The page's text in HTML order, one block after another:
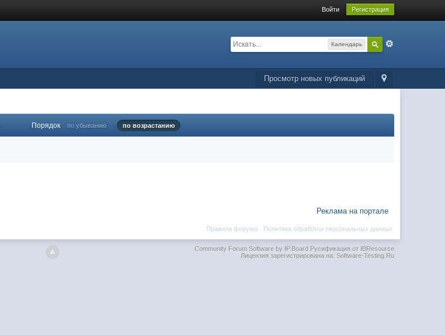
Войти Регистрация
Календарь
Просмотр новых публикаций
Порядок по убыванию по возрастанию
Реклама на портале
Политика обработки персональных данных
Правила форума ·
Community Forum Software by IP.BoardРусификация от IBResource
Лицензия зарегистрирована на: Software-Testing.Ru